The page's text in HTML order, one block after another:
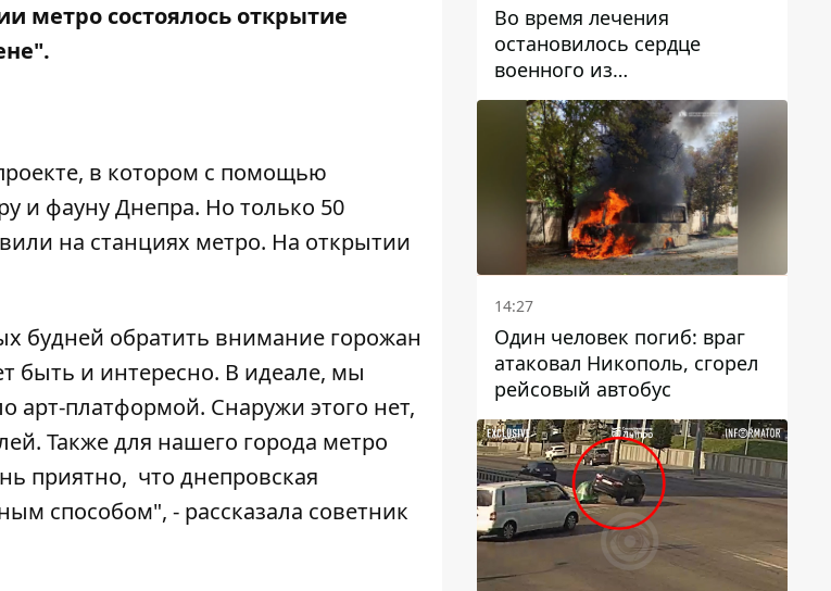
метро состоялось открытие
в котором с помощью
и фауну Днепра. Но только 50
на станциях метро. На открытии
будней обратить внимание горожан
быть и интересно. В идеале, мы
арт-платформой. Снаружи этого нет,
Также для нашего города метро
приятно, что днепровская
способом", - рассказала советник
Во время лечения
остановилось сердце
военного из
Днепропетровской области
Ростислава Лупашко
14:27
Один человек погиб: враг
атаковал Никополь, сгорел
рейсовый автобус